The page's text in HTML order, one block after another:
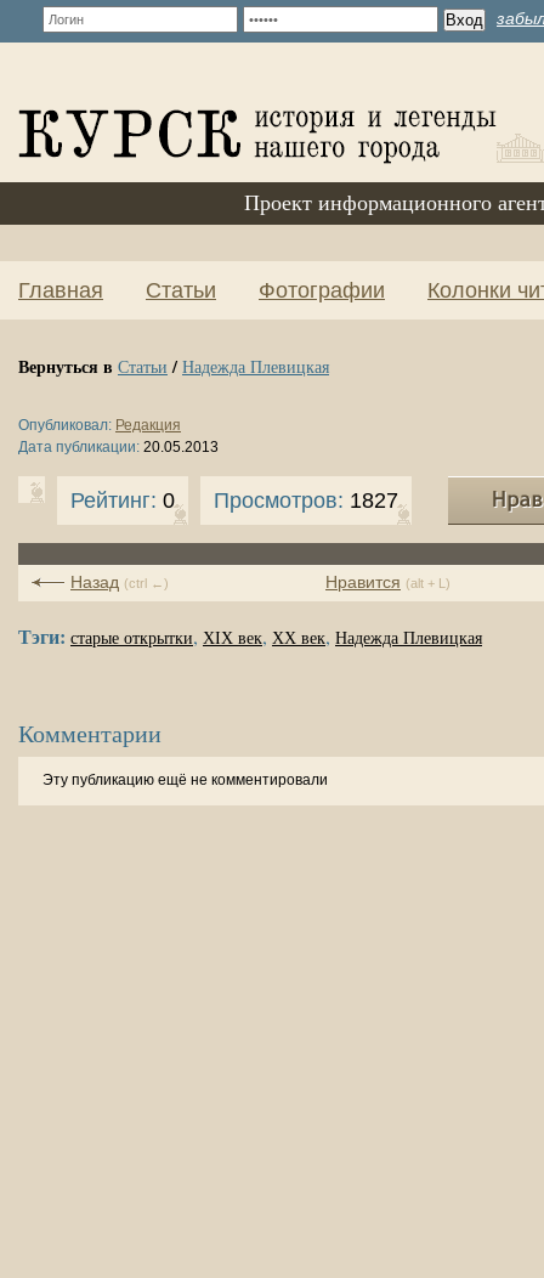
Проект информационного
Главная Статьи Фотографии Колонки
Вернуться в Статьи / Надежда Плевицкая
Опубликовал: Редакция
Дата публикации: 20.05.2013
Рейтинг: 0 Просмотров: 1827
Нравится (alt + L)
Назад (ctrl ←)
Тэги: старые открытки, XIX век, XX век, Надежда Плевицкая
Комментарии
Эту публикацию ещё не комментировали